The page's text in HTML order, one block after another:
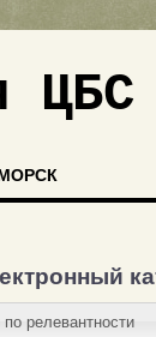
ЦБС
релевантности